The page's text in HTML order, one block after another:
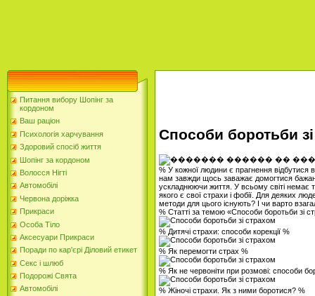
Питання вибору Шопінг за
кордоном
Ваш раціон
Психологія харчування
Здоровий спосіб життя
Шопінг за кордоном
Волосся Нігті
Автомобілі
Червона доріжка
Прикраси
Особа Тіло
Аксесуари Прикраси
Поради по кар'єрі Діловий етикет
Секс і шлюб
Подорожі Свята
Автомобілі
Способи боротьби
% У кожної людини є прагнення
нам завжди щось заважає домогтися
ускладнюючи життя. У всьому світі немає
якого є свої страхи і фобії. Для деяких
методи для цього існують? І чи варто
% Статті за темою «Способи боротьби зі
% Дитячі страхи: способи корекції %
% Як перемогти страх %
% Як не червоніти при розмові: способи
% Жіночі страхи. Як з ними боротися? %